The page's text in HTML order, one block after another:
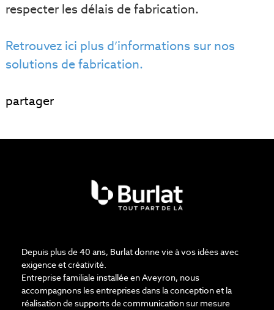
respecter les délais de fabrication.
Retrouvez ici plus d’informations sur nos
solutions de fabrication.
partager
Depuis plus de 40 ans, Burlat donne vie à vos idées avec
exigence et créativité.
Entreprise familiale installée en Aveyron, nous
accompagnons les entreprises dans la conception et la
réalisation de supports de communication sur mesure